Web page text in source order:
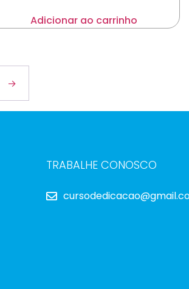
Adicionar ao carrinho
→
TRABALHE CONOSCO